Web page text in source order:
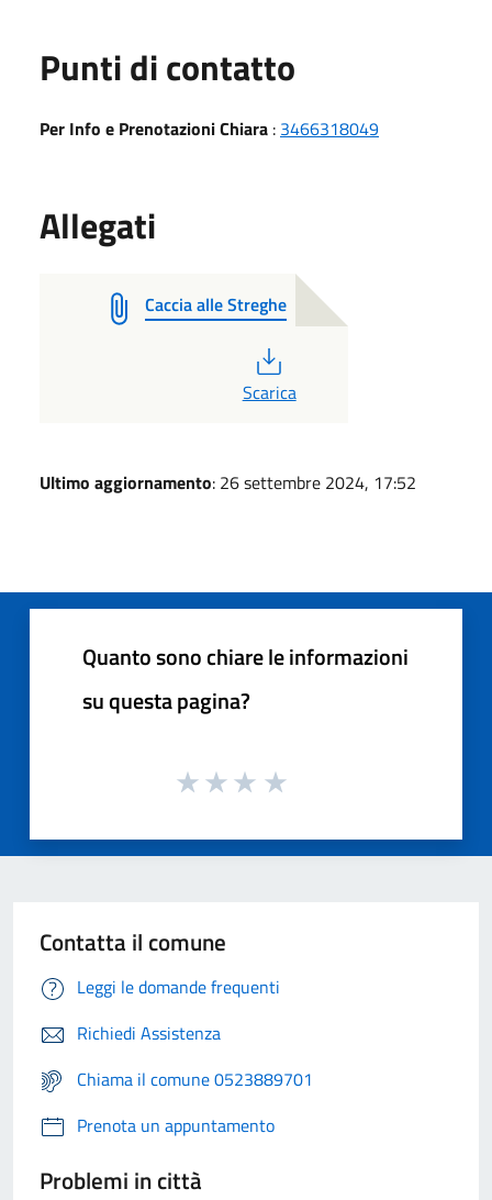
Punti di contatto
Per Info e Prenotazioni Chiara : 3466318049
Allegati
Caccia alle Streghe
Scarica
Ultimo aggiornamento: 26 settembre 2024, 17:52
Quanto sono chiare le informazioni
su questa pagina?
Contatta il comune
Leggi le domande frequenti
Richiedi Assistenza
Chiama il comune 0523889701
Prenota un appuntamento
Problemi in città